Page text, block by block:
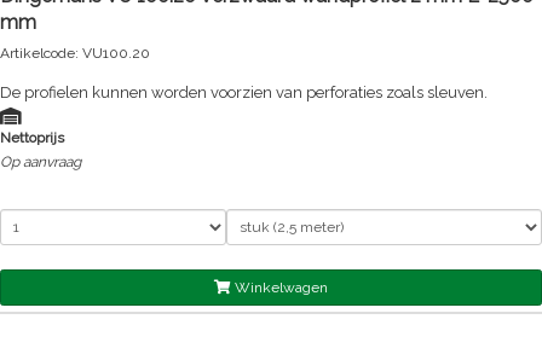
mm
Artikelcode: VU100.20
De profielen kunnen worden voorzien van perforaties zoals sleuven.
Nettoprijs
Op aanvraag
Winkelwagen